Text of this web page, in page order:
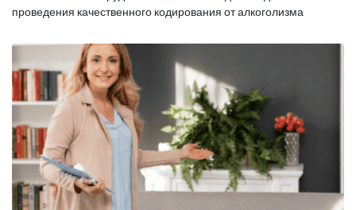
проведения качественного кодирования от алкоголизма